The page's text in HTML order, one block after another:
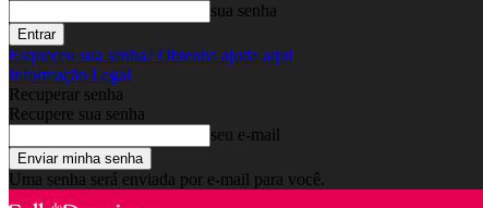
sua senha
Esqueceu sua senha? Obtenha ajuda aqui
Informação Legal
Recuperar senha
Recupere sua senha
seu e-mail
Uma senha será enviada por e-mail para você.